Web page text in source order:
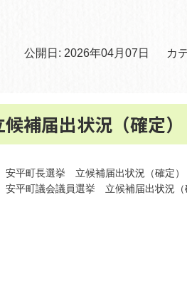
公開日: 2026年04月07日 カ
候補届出状況（確定）
安平町長選挙 立候補届出状況（確定）
安平町議会議員選挙 立候補届出状況（